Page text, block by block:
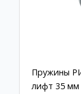
Пружины
лифт 35 мм